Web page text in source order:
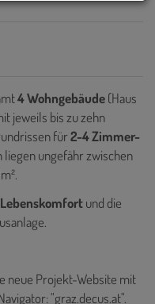
4 Wohngebäude(Haus
jeweils bis zu zehn
für2-4 Zimmer-
liegen ungefähr zwischen
und die
neue Projekt-Website mit
"graz.decus.at".